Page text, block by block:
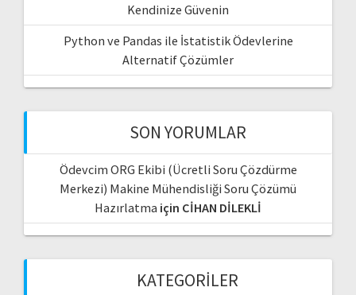
Kendinize Güvenin
Python ve Pandas ile İstatistik Ödevlerine
Alternatif Çözümler
SON YORUMLAR
Ödevcim ORG Ekibi (Ücretli Soru Çözdürme
Merkezi) Makine Mühendisliği Soru Çözümü
Hazırlatma için CİHAN DİLEKLİ
KATEGORILER